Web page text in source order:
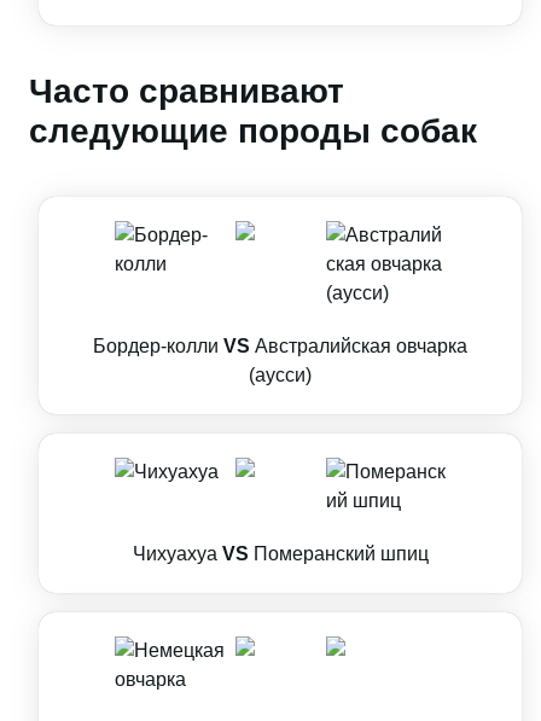
Часто сравнивают
следующие породы собак
Бордер-колли VS Австралийская овчарка
(аусси)
Чихуахуа VS Померанский шпиц